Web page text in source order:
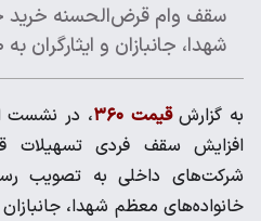
سقف وام قرض‌الحسنه خرید
شهدا، جانبازان و ایثارگران به ۳۲۰ میلیون تومان رسید
به گزارشقیمت ۳۶۰
، در نشست
افزایش سقف فردی تسهیلات
شرکت‌های داخلی به تصویب
خانواده‌های معظم شهدا،